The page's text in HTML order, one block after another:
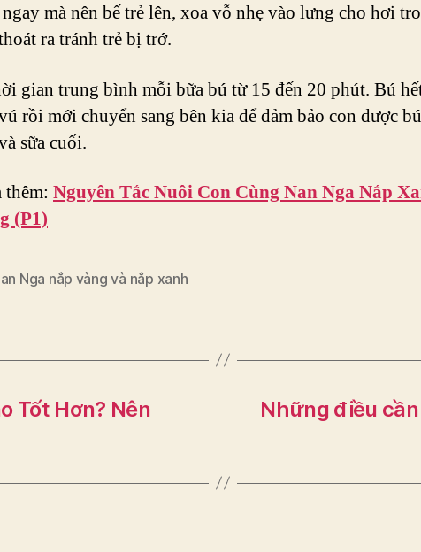
mà nên bế trẻ lên, xoa vỗ nhẹ vào lưng cho hơi
ra tránh trẻ bị trớ.
gian trung bình mỗi bữa bú từ 15 đến 20 phút. Bú
rồi mới chuyển sang bên kia để đảm bảo con được
sữa cuối.
thêm: Nguyên Tắc Nuôi Con Cùng Nan Nga Nắp
(P1)
Nga nắp vàng và nắp xanh
Tốt Hơn? Nên
Những điều